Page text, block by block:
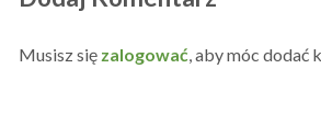
Musisz się zalogować , aby móc dodać